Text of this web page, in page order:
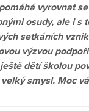
vyrovnat
osudy, ale i s
setkáních
výzvou
dětí školou
smysl. Moc